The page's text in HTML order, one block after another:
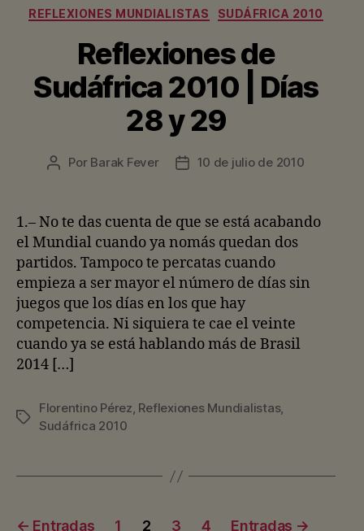
Categorías
REFLEXIONES MUNDIALISTAS SUDÁFRICA 2010
Reflexiones de
Sudáfrica 2010 | Días
28 y 29
Autor
entrada
Por Barak Fever
Fecha
entrada
10 de julio de 2010
1.– No te das cuenta de que se está acabando
el Mundial cuando ya nomás quedan dos
partidos. Tampoco te percatas cuando
empieza a ser mayor el número de días sin
juegos que los días en los que hay
competencia. Ni siquiera te cae el veinte
cuando ya se está hablando más de Brasil
2014 […]
Etiquetas
Florentino Pérez, Reflexiones Mundialistas,
Sudáfrica 2010
Paginación
← Entradas 1 2 3 4 Entradas →